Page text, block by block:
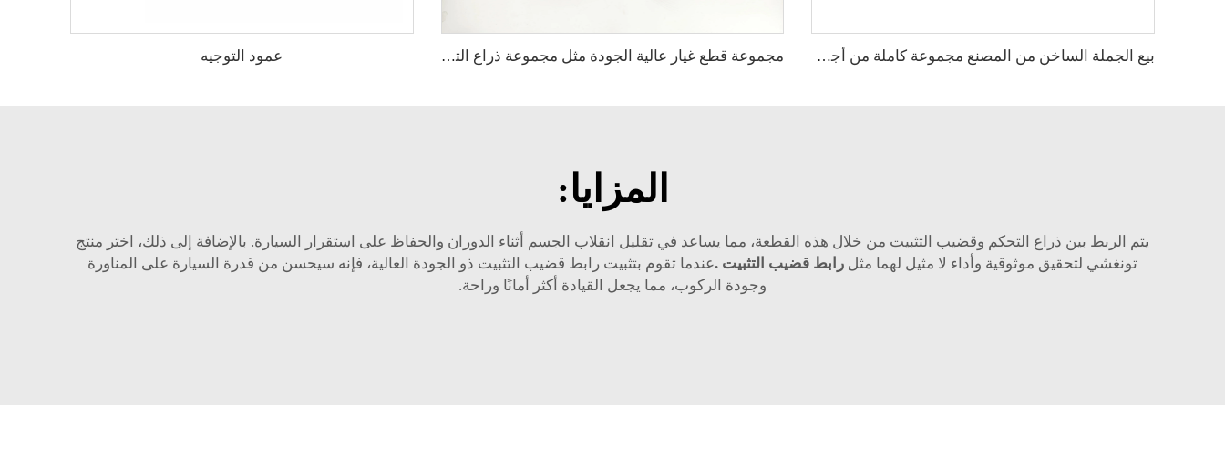
بيع الجملة الساخن من المصنع مجموعة كاملة من أجزاء الهيكل السيارات مثل نهاية ذراع الاتصال لسيارات كاديلاك CTS رقم الأصلي:19177443 مجموعة قطع غيار عالية الجودة مثل مجموعة ذراع التحكم، ارتباط الكرة والمفاصل للسيارات SAIC DATONG G100 OE عمود التوجيه
المزايا:
يتم الربط بين ذراع التحكم وقضيب التثبيت من خلال هذه القطعة، مما يساعد في تقليل انقلاب الجسم أثناء الدوران والحفاظ على استقرار السيارة. بالإضافة إلى ذلك، اختر منتج
تونغشي لتحقيق موثوقية وأداء لا مثيل لهما مثل رابط قضيب التثبيت .عندما تقوم بتثبيت رابط قضيب التثبيت ذو الجودة العالية، فإنه سيحسن من قدرة السيارة على المناورة
وجودة الركوب، مما يجعل القيادة أكثر أمانًا وراحة.